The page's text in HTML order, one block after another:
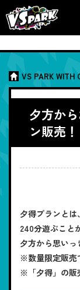
VS PARK WITH
夕方か
ン販売！
夕得プランとは
240分遊ぶこと
夕方から思いっ
※数量限定販売
※「夕得」の販